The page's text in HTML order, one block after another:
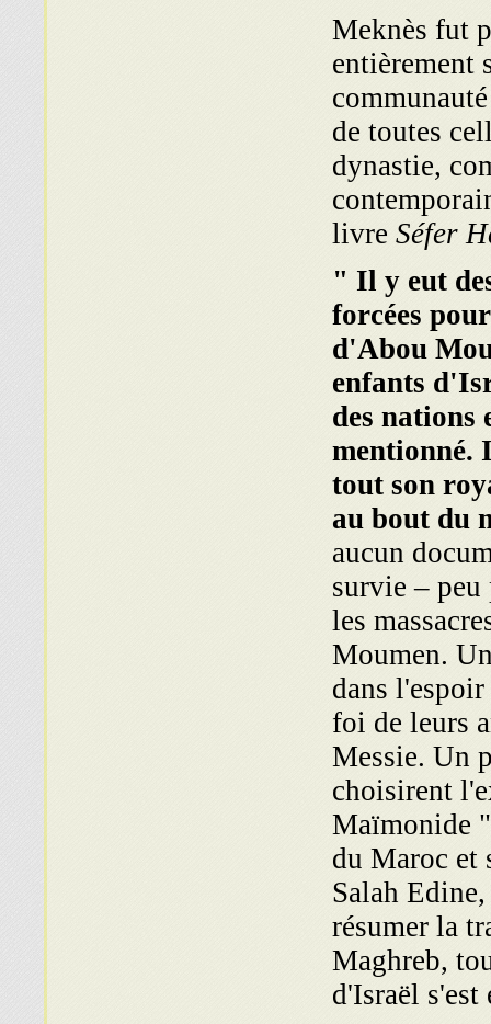
Meknès fut
entièrement
de toutes
dynastie,
livre Séfer
" Il y eut
forcées
d'Abou
enfants
des nations
mentionné.
tout son
au bout du
aucun
survie – peu
les
Moumen.
dans
foi de leurs
Messie. Un
choisirent
Maïmonide
du Maroc et
Salah
résumer la
Maghreb,
d'Israël